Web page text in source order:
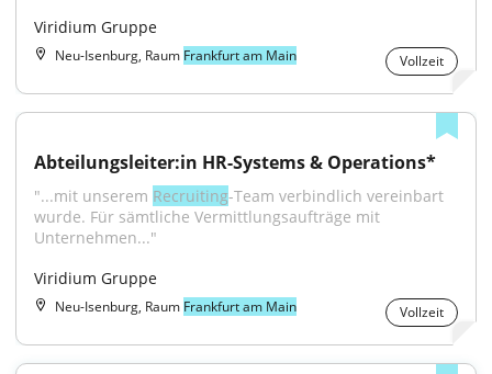
Viridium Gruppe
Neu-Isenburg, Raum Frankfurt am Main Vollzeit
Abteilungsleiter:in HR-Systems & Operations*
"...mit unserem Recruiting-Team verbindlich vereinbart
wurde. Für sämtliche Vermittlungsaufträge mit
Unternehmen..."
Viridium Gruppe
Neu-Isenburg, Raum Frankfurt am Main Vollzeit